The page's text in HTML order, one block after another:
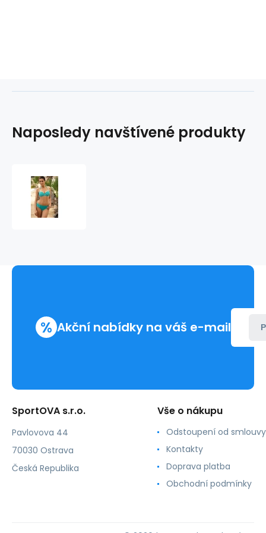
Naposledy navštívené produkty
% Akční nabídky na váš e-mail
SportOVA s.r.o.
Pavlovova 44
70030 Ostrava
Česká Republika
Vše o nákupu
Odstoupení od smlouvy
Kontakty
Doprava platba
Obchodní podmínky